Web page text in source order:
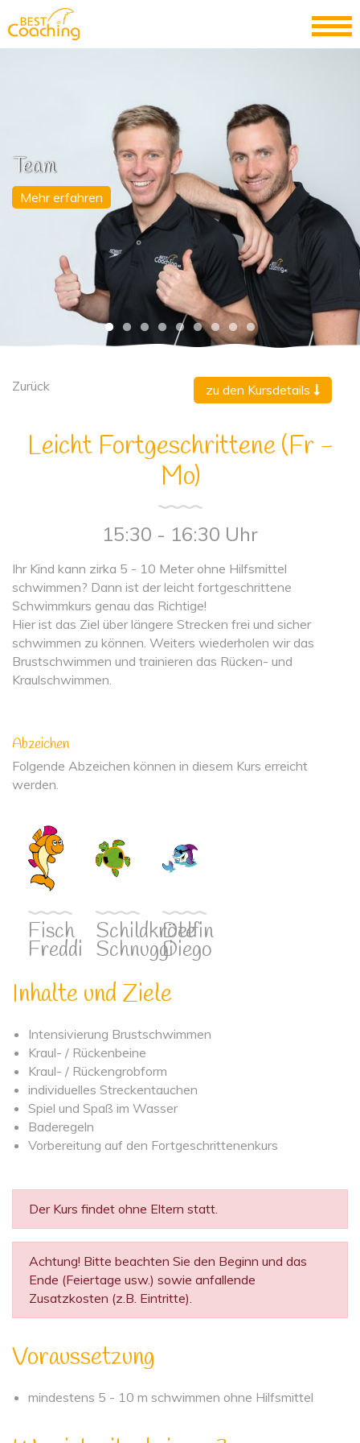
Team
Mehr erfahren
Zurück zu den Kursdetails
Leicht Fortgeschrittene (Fr -
Mo)
15:30 - 16:30 Uhr
Ihr Kind kann zirka 5 - 10 Meter ohne Hilfsmittel
schwimmen? Dann ist der leicht fortgeschrittene
Schwimmkurs genau das Richtige!
Hier ist das Ziel über längere Strecken frei und sicher
schwimmen zu können. Weiters wiederholen wir das
Brustschwimmen und trainieren das Rücken- und
Kraulschwimmen.
Abzeichen
Folgende Abzeichen können in diesem Kurs erreicht
werden.
Fisch
Freddi
Schildkröte
Schnuggi
Delfin
Diego
Inhalte und Ziele
Intensivierung Brustschwimmen
Kraul- / Rückenbeine
Kraul- / Rückengrobform
individuelles Streckentauchen
Spiel und Spaß im Wasser
Baderegeln
Vorbereitung auf den Fortgeschrittenenkurs
Der Kurs findet ohne Eltern statt.
Achtung! Bitte beachten Sie den Beginn und das
Ende (Feiertage usw.) sowie anfallende
Zusatzkosten (z.B. Eintritte).
Voraussetzung
mindestens 5 - 10 m schwimmen ohne Hilfsmittel